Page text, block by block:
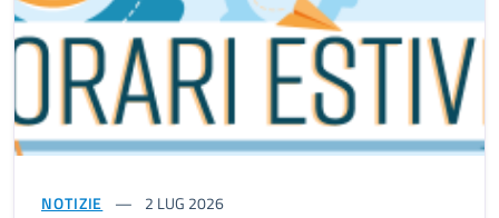
NOTIZIE 2 LUG 2026